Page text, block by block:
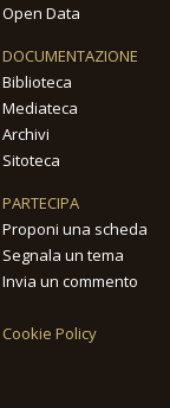
Open Data
DOCUMENTAZIONE
Biblioteca
Mediateca
Archivi
Sitoteca
PARTECIPA
Proponi una scheda
Segnala un tema
Invia un commento
Cookie Policy